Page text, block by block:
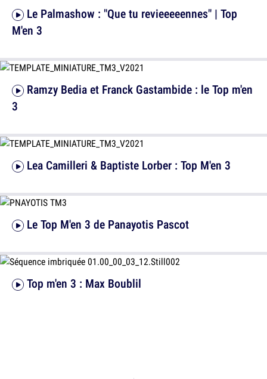
M'en 3
Le Top M'en 3 de Panayotis Pascot
3
Lea Camilleri & Baptiste Lorber : Top M'en 3
Top m'en 3 : Max Boublil